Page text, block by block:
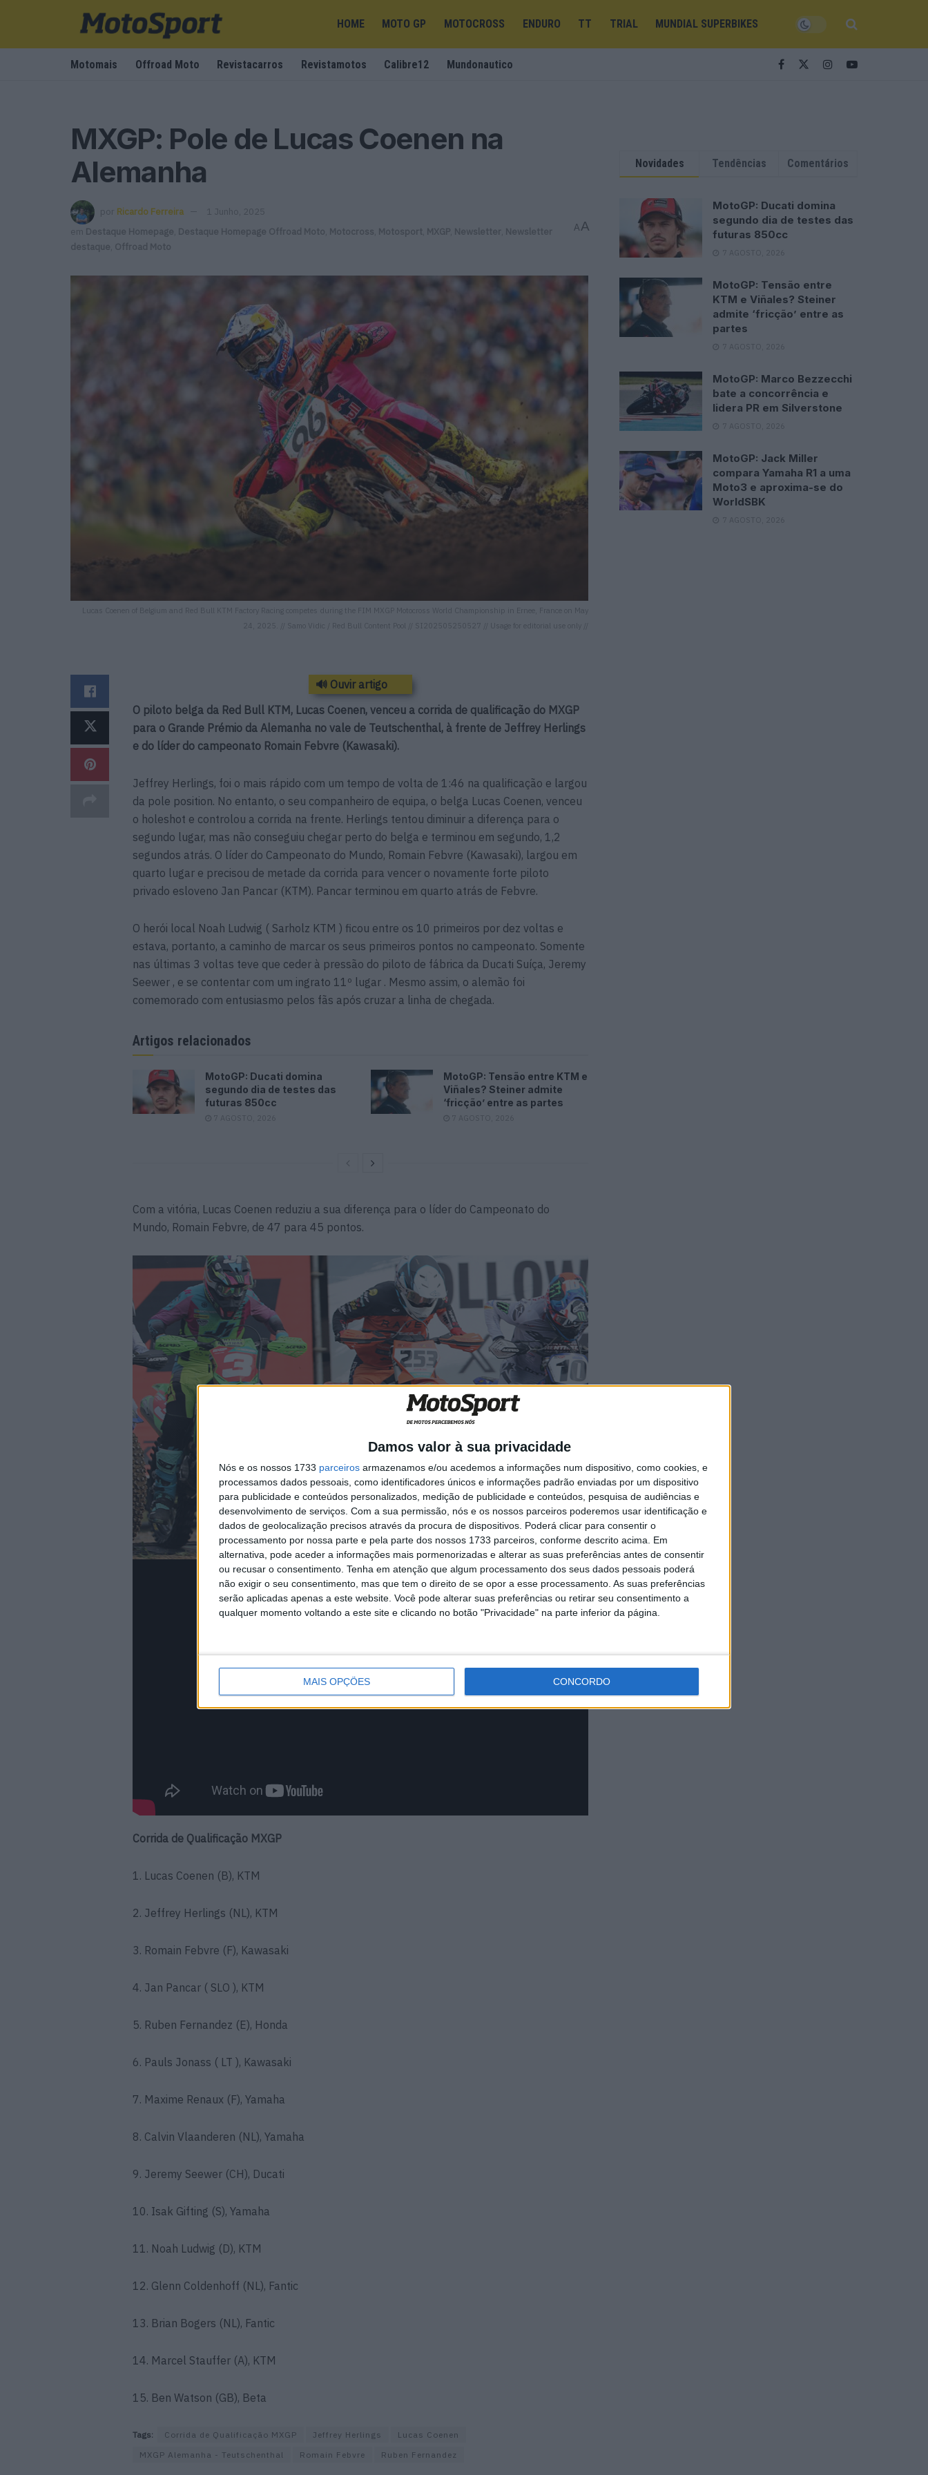
Damos valor à sua privacidade
Nós e os nossos 1733 parceiros armazenamos e/ou acedemos a informações num dispositivo, como cookies, e
processamos dados pessoais, como identificadores únicos e informações padrão enviadas por um dispositivo
para publicidade e conteúdos personalizados, medição de publicidade e conteúdos, pesquisa de audiências e
desenvolvimento de serviços. Com a sua permissão, nós e os nossos parceiros poderemos usar identificação e
dados de geolocalização precisos através da procura de dispositivos. Poderá clicar para consentir o
processamento por nossa parte e pela parte dos nossos 1733 parceiros, conforme descrito acima. Em
alternativa, pode aceder a informações mais pormenorizadas e alterar as suas preferências antes de consentir
ou recusar o consentimento. Tenha em atenção que algum processamento dos seus dados pessoais poderá
não exigir o seu consentimento, mas que tem o direito de se opor a esse processamento. As suas preferências
serão aplicadas apenas a este website. Você pode alterar suas preferências ou retirar seu consentimento a
qualquer momento voltando a este site e clicando no botão "Privacidade" na parte inferior da página.
MAIS OPÇÕES CONCORDO
HOME MOTO GP MOTOCROSS ENDURO TT TRIAL MUNDIAL SUPERBIKES
Motomais Offroad Moto Revistacarros Revistamotos Calibre12 Mundonautico
MXGP: Pole de Lucas Coenen na
Alemanha
por Ricardo Ferreira
1 Junho, 2025
em
Destaque Homepage Destaque Homepage Offroad Moto Motocross Motosport MXGP Newsletter Newsletter
destaque Offroad Moto
AA
Lucas Coenen of Belgium and Red Bull KTM Factory Racing competes during the FIM MXGP Motocross World Championship in Ernee, France on May
24, 2025. // Samo Vidic / Red Bull Content Pool // SI202505250527 // Usage for editorial use only //
🔊 Ouvir artigo
O piloto belga da Red Bull KTM, Lucas Coenen, venceu a corrida de qualificação do MXGP
para o Grande Prémio da Alemanha no vale de Teutschenthal, à frente de Jeffrey Herlings
e do líder do campeonato Romain Febvre (Kawasaki).
Jeffrey Herlings, foi o mais rápido com um tempo de volta de 1:46 na qualificação e largou
da pole position. No entanto, o seu companheiro de equipa, o belga Lucas Coenen, venceu
o holeshot e controlou a corrida na frente. Herlings tentou diminuir a diferença para o
segundo lugar, mas não conseguiu chegar perto do belga e terminou em segundo, 1,2
segundos atrás. O líder do Campeonato do Mundo, Romain Febvre (Kawasaki), largou em
quarto lugar e precisou de metade da corrida para vencer o novamente forte piloto
privado esloveno Jan Pancar (KTM). Pancar terminou em quarto atrás de Febvre.
O herói local Noah Ludwig ( Sarholz KTM ) ficou entre os 10 primeiros por dez voltas e
estava, portanto, a caminho de marcar os seus primeiros pontos no campeonato. Somente
nas últimas 3 voltas teve que ceder à pressão do piloto de fábrica da Ducati Suíça, Jeremy
Seewer , e se contentar com um ingrato 11º lugar . Mesmo assim, o alemão foi
comemorado com entusiasmo pelos fãs após cruzar a linha de chegada.
Artigos relacionados
MotoGP: Ducati domina
segundo dia de testes das
futuras 850cc
7 AGOSTO, 2026
MotoGP: Tensão entre KTM e
Viñales? Steiner admite
‘fricção’ entre as partes
7 AGOSTO, 2026
Com a vitória, Lucas Coenen reduziu a sua diferença para o líder do Campeonato do
Mundo, Romain Febvre, de 47 para 45 pontos.
Corrida de Qualificação MXGP
1. Lucas Coenen (B), KTM
2. Jeffrey Herlings (NL), KTM
3. Romain Febvre (F), Kawasaki
4. Jan Pancar ( SLO ), KTM
5. Ruben Fernandez (E), Honda
6. Pauls Jonass ( LT ), Kawasaki
7. Maxime Renaux (F), Yamaha
8. Calvin Vlaanderen (NL), Yamaha
9. Jeremy Seewer (CH), Ducati
10. Isak Gifting (S), Yamaha
11. Noah Ludwig (D), KTM
12. Glenn Coldenhoff (NL), Fantic
13. Brian Bogers (NL), Fantic
14. Marcel Stauffer (A), KTM
15. Ben Watson (GB), Beta
Tags: Corrida de Qualificação MXGP Jeffrey Herlings
Lucas Coenen
MXGP Alemanha - Teutschenthal
Romain Febvre Ruben Fernandez
Novidades Tendências Comentários
MotoGP: Ducati domina
segundo dia de testes das
futuras 850cc
7 AGOSTO, 2026
MotoGP: Tensão entre
KTM e Viñales? Steiner
admite ‘fricção’ entre as
partes
7 AGOSTO, 2026
MotoGP: Marco Bezzecchi
bate a concorrência e
lidera PR em Silverstone
7 AGOSTO, 2026
MotoGP: Jack Miller
compara Yamaha R1 a uma
Moto3 e aproxima-se do
WorldSBK
7 AGOSTO, 2026